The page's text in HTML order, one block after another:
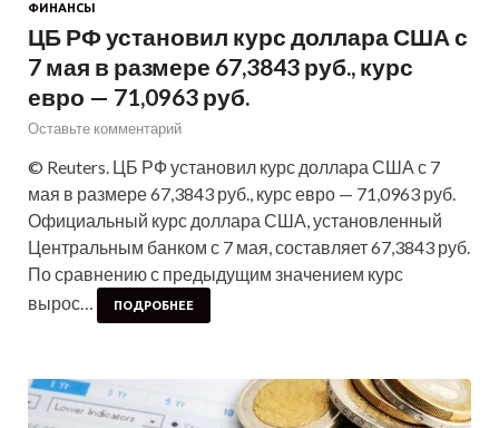
ФИНАНСЫ
ЦБ РФ установил курс доллара США с
7 мая в размере 67,3843 руб., курс
евро — 71,0963 руб.
Оставьте комментарий
© Reuters. ЦБ РФ установил курс доллара США с 7
мая в размере 67,3843 руб., курс евро — 71,0963 руб.
Официальный курс доллара США, установленный
Центральным банком с 7 мая, составляет 67,3843 руб.
По сравнению с предыдущим значением курс
вырос…
ПОДРОБНЕЕ